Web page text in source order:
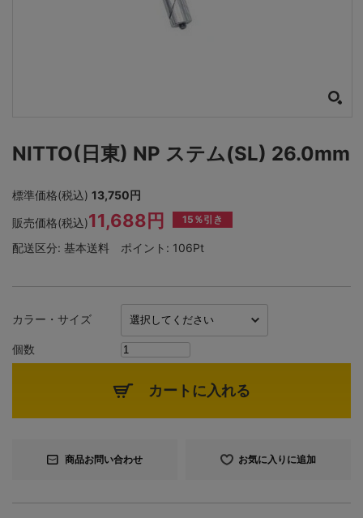
NITTO(日東) NP ステム(SL) 26.0mm
標準価格(税込) 13,750円
販売価格(税込)11,688円 15％引き
配送区分: 基本送料 ポイント: 106Pt
カラー・サイズ
個数
カートに入れる
商品お問い合わせ お気に入りに追加